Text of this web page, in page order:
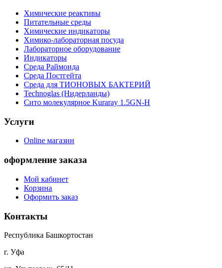
Химические реактивы
Питательные среды
Химические индикаторы
Химико-лабораторная посуда
Лабораторное оборудование
Индикаторы
Среда Раймонда
Среда Постгейта
Среда для ТИОНОВЫХ БАКТЕРИЙ
Technoglas (Нидерланды)
Сито молекулярное Kuraray 1.5GN-H
Услуги
Online магазин
оформление заказа
Мой кабинет
Корзина
Оформить заказ
Контакты
Республика Башкортостан
г. Уфа